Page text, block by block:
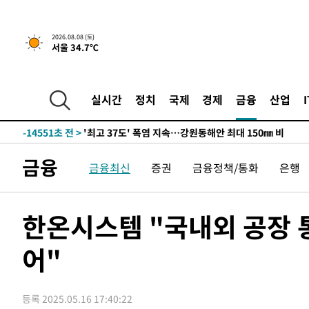
2026.08.08 (토)
서울 34.7℃
실시간 정치 국제 경제 금융 산업
-7677초 전 >[속보]뉴욕증시 상승 마감…S&P 0.6% 나스닥 1.3%↑
-25930초 전 >
[속보]'압수수색·성접대 논란' 축구협회 "실망과 걱정
-14551초 전 >'최고 37도' 폭염 지속…강원동해안 최대 150㎜ 비
-7677초 전 > [속보]뉴욕증시 상승 마감…S&P 0.6% 나스닥 1.3%↑
주 날씨]
-27413초 전 >
축구협회 "압수수색·성접대 논란 사과…쇄신의 기회로
-25930초 전 >[속보]'압수수색·성접대 논란' 축구협회 "실망과 걱정 안
-14551초 전 >
'최고 37도' 폭염 지속…강원동해안 최대 150㎜ 비
-7677초 전 >[속보]뉴욕증시 상승 마감…S&P 0.6% 나스닥 1.3%↑
금융 금융최신 증권 금융정책/통화 은행
한온시스템 "국내외 공장
어"
등록 2025.05.16 17:40:22